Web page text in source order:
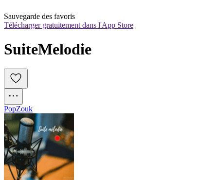
Sauvegarde des favoris
Télécharger gratuitement dans l'App Store
SuiteMelodie
PopZouk